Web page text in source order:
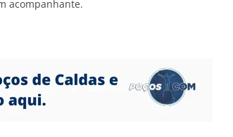
acompanhante.